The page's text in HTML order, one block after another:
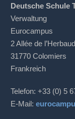
Deutsche Schule
Verwaltung
Eurocampus
2 Allée de
31770 Colomiers
Frankreich
Telefon: +33 (0) 5
E-Mail: